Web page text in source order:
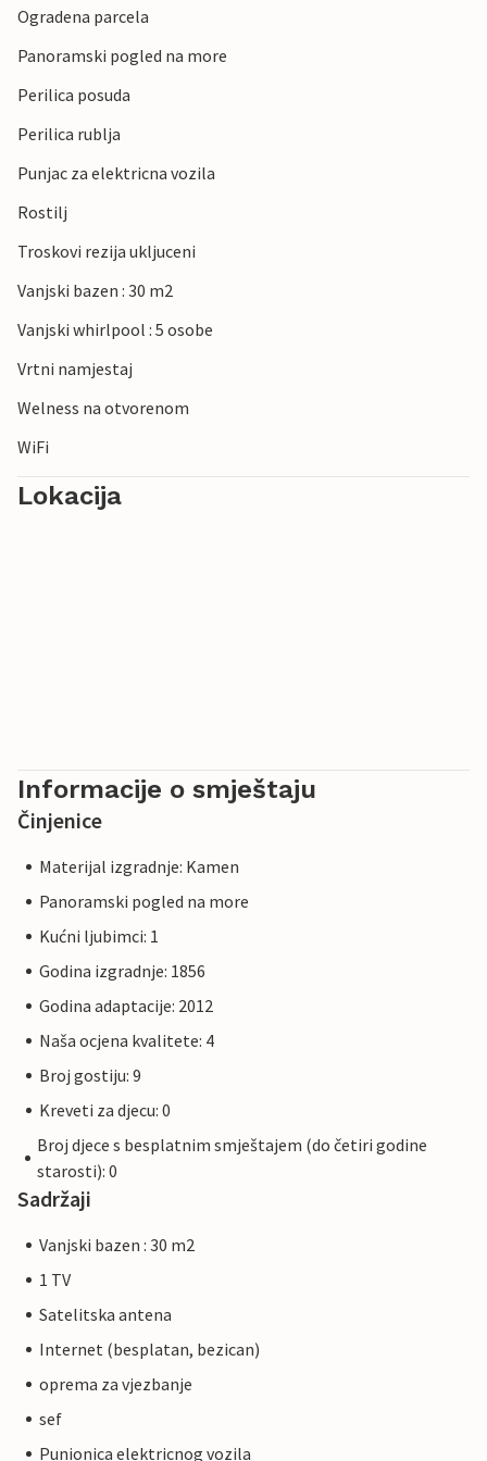
Ogradena parcela
Panoramski pogled na more
Perilica posuda
Perilica rublja
Punjac za elektricna vozila
Rostilj
Troskovi rezija ukljuceni
Vanjski bazen : 30 m2
Vanjski whirlpool : 5 osobe
Vrtni namjestaj
Welness na otvorenom
WiFi
Lokacija
Informacije o smještaju
Činjenice
Materijal izgradnje: Kamen
Panoramski pogled na more
Kućni ljubimci: 1
Godina izgradnje: 1856
Godina adaptacije: 2012
Naša ocjena kvalitete: 4
Broj gostiju: 9
Kreveti za djecu: 0
Broj djece s besplatnim smještajem (do četiri godine
starosti): 0
Sadržaji
Vanjski bazen : 30 m2
1 TV
Satelitska antena
Internet (besplatan, bezican)
oprema za vjezbanje
sef
Punionica elektricnog vozila